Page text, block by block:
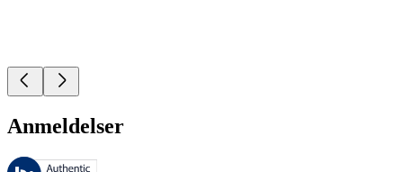
Anmeldelser
Disse anmeldelser administreres af Bazaarvoice og er i